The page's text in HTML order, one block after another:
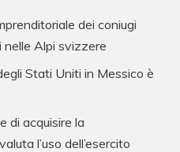
dei coniugi
Alpi svizzere
Stati Uniti in Messico è
di acquisire la
l’uso dell’esercito